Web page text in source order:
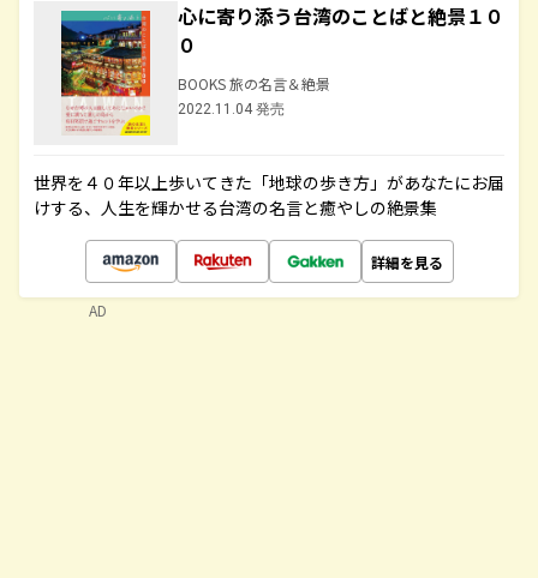
心に寄り添う台湾のことばと絶景１０
０
BOOKS 旅の名言＆絶景
2022.11.04 発売
世界を４０年以上歩いてきた「地球の歩き方」があなたにお届
けする、人生を輝かせる台湾の名言と癒やしの絶景集
詳細を見る
AD